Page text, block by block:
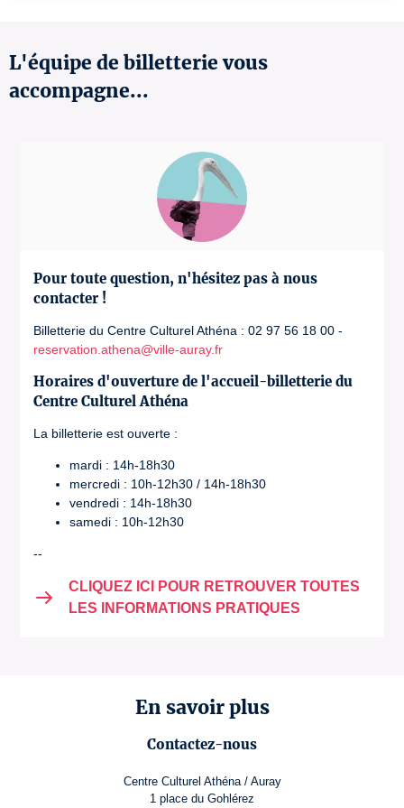
L'équipe de billetterie vous
accompagne...
Pour toute question, n'hésitez pas à nous
contacter !
Billetterie du Centre Culturel Athéna : 02 97 56 18 00 -
reservation.athena@ville-auray.fr
Horaires d'ouverture de l'accueil-billetterie du
Centre Culturel Athéna
La billetterie est ouverte :
mardi : 14h-18h30
mercredi : 10h-12h30 / 14h-18h30
vendredi : 14h-18h30
samedi : 10h-12h30
--
CLIQUEZ ICI POUR RETROUVER TOUTES
LES INFORMATIONS PRATIQUES
En savoir plus
Contactez-nous
Centre Culturel Athéna / Auray
1 place du Gohlérez